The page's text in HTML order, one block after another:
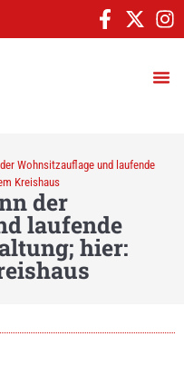
Wohnsitzauflage und laufende
Kreishaus
der
laufende
hier: